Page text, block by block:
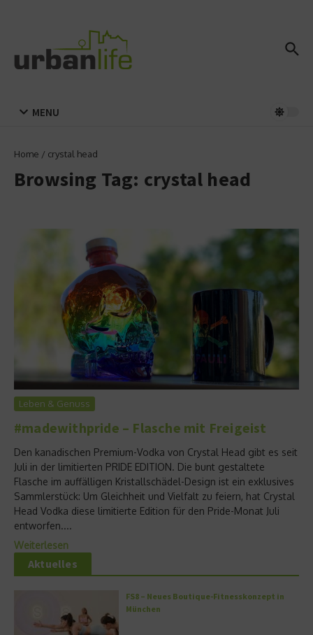
MENU
Home / crystal head
Browsing Tag: crystal head
Leben & Genuss
#madewithpride – Flasche mit Freigeist
Den kanadischen Premium-Vodka von Crystal Head gibt es seit
Juli in der limitierten PRIDE EDITION. Die bunt gestaltete
Flasche im auffälligen Kristallschädel-Design ist ein exklusives
Sammlerstück: Um Gleichheit und Vielfalt zu feiern, hat Crystal
Head Vodka diese limitierte Edition für den Pride-Monat Juli
entworfen....
Weiterlesen
Aktuelles
FS8 – Neues Boutique-Fitnesskonzept in
München